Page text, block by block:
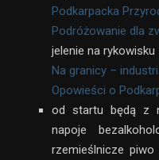
Podkarpacka
Podróżowanie dla
jelenie na rykowisku
Na granicy –
Opowieści o
od startu będą z
napoje
rzemieślnicze